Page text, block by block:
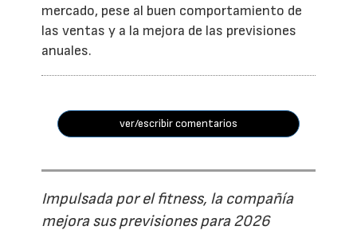
mercado, pese al buen comportamiento de
las ventas y a la mejora de las previsiones
anuales.
ver/escribir comentarios
Impulsada por el fitness, la compañía
mejora sus previsiones para 2026